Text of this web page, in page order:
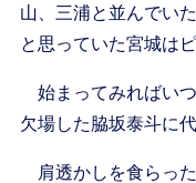
山、三浦と並んでい
と思っていた宮城は
始まってみればい
欠場した脇坂泰斗に
肩透かしを食らっ